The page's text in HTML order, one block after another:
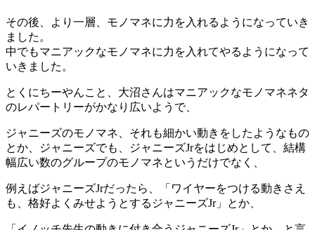
その後、より一層、モノマネに力を入れるようになっていき
ました。
中でもマニアックなモノマネに力を入れてやるようになって
いきました。
とくにちーやんこと、大沼さんはマニアックなモノマネネタ
のレパートリーがかなり広いようで、
ジャニーズのモノマネ、それも細かい動きをしたようなもの
とか、ジャニーズでも、ジャニーズJrをはじめとして、結構
幅広い数のグループのモノマネというだけでなく、
例えばジャニーズJrだったら、「ワイヤーをつける動きさえ
も、格好よくみせようとするジャニーズJr」とか、